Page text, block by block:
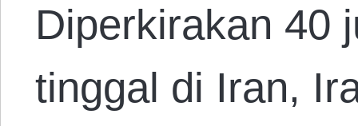
Diperkirakan 40
tinggal di Iran,